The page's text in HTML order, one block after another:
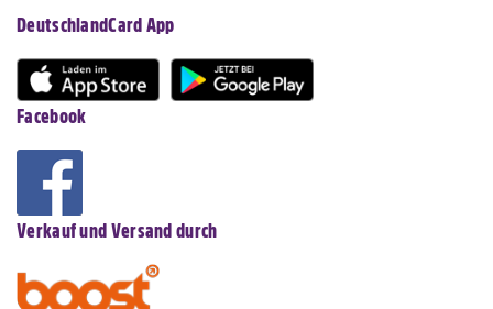
DeutschlandCard App
Facebook
Verkauf und Versand durch